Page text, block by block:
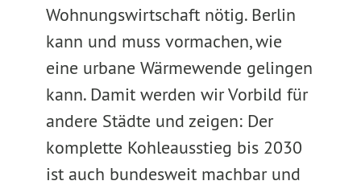
Wohnungswirtschaft nötig. Berlin
kann und muss vormachen, wie
eine urbane Wärmewende gelingen
kann. Damit werden wir Vorbild für
andere Städte und zeigen: Der
komplette Kohleausstieg bis 2030
ist auch bundesweit machbar und